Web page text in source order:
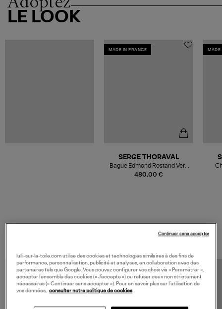
LE LOOK
MADE IN FRANCE
480,00 €
SERGE THORAVAL
Bague Edmond Rostand Vers
Argent
MADE
lulli-sur-la-toile.com utilise des cookies et technologies similaires à des fins de
performance, personnalisation, publicité et analyses, en collaboration avec des
partenaires tels que Google. Vous pouvez configurer vos choix via « Paramétrer »,
accepter l’ensemble des cookies (« J’accepte ») ou refuser ceux non strictement
nécessaires (« Continuer sans accepter »). Pour en savoir plus sur l’utilisation de
vos données, consulter notre politique de cookies
Continuer sans accepter